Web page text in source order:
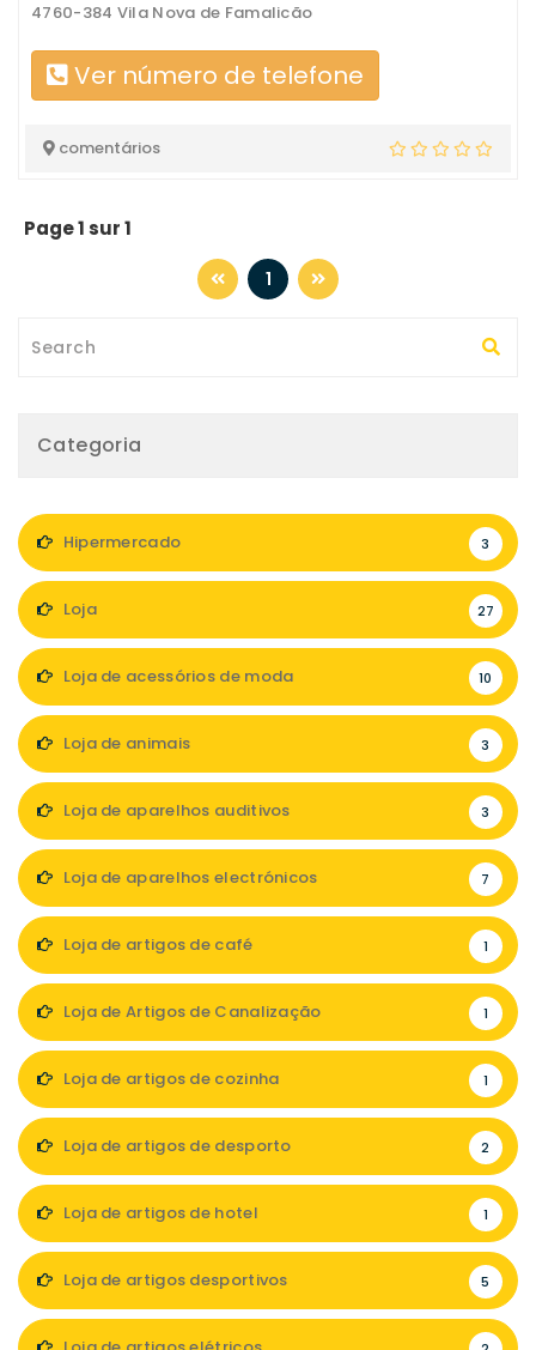
4760-384 Vila Nova de Famalicão
Ver número de telefone
comentários
Page 1 sur 1
1
Categoria
Hipermercado 3
Loja 27
Loja de acessórios de moda 10
Loja de animais 3
Loja de aparelhos auditivos 3
Loja de aparelhos electrónicos 7
Loja de artigos de café 1
Loja de Artigos de Canalização 1
Loja de artigos de cozinha 1
Loja de artigos de desporto 2
Loja de artigos de hotel 1
Loja de artigos desportivos 5